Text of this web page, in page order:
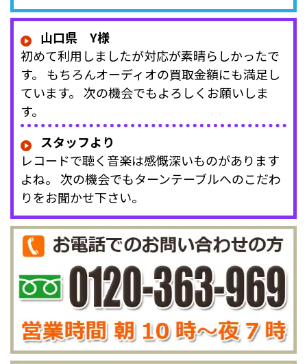
山口県 Y様
初めて利用しましたが対応が素晴らしかったで
す。 もちろんオーディオの買取金額にも満足し
ています。 次の機会でもよろしくお願いしま
す。
スタッフより
レコードで聴く音楽は感慨深いものがあります
よね。 次の機会でもターンテーブルへのこだわ
りをお聞かせ下さい。